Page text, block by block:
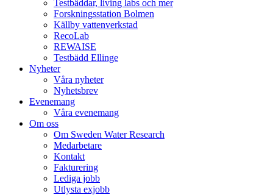
Testbäddar, living labs och mer
Forskningsstation Bolmen
Källby vattenverkstad
RecoLab
REWAISE
Testbädd Ellinge
Nyheter
Våra nyheter
Nyhetsbrev
Evenemang
Våra evenemang
Om oss
Om Sweden Water Research
Medarbetare
Kontakt
Fakturering
Lediga jobb
Utlysta exjobb